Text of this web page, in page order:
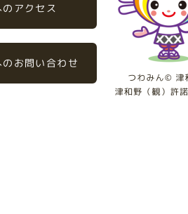
のアクセス
のお問い合わせ